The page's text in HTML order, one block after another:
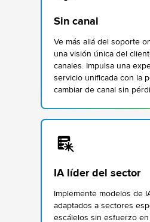
Sin canal
Ve más allá del soporte
una visión única del
canales. Impulsa una
servicio unificada con la
cambiar de canal sin
IA líder del sector
Implemente modelos de
adaptados a sectores
escálelos sin esfuerzo